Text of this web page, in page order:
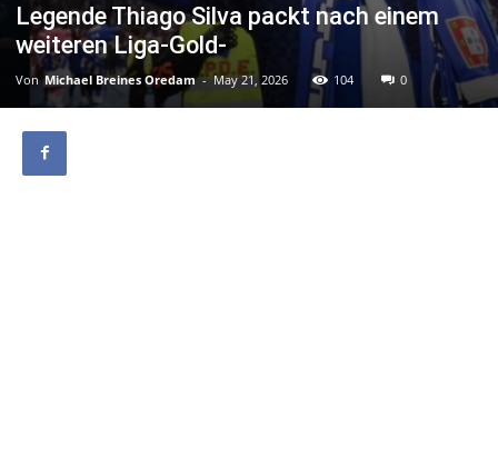
Legende Thiago Silva packt nach einem
weiteren Liga-Gold-
Von Michael Breines Oredam - May 21, 2026 104 0